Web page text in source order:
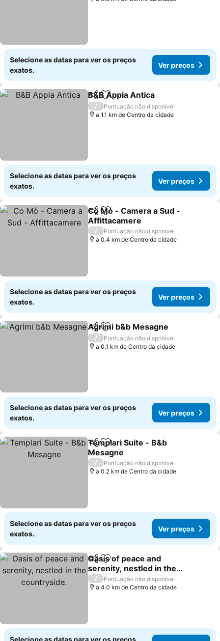
Selecione as datas para ver os preços
exatos.
Ver preços
PartilharAdicionar aos favoritos
B&B Appia Antica
/
Pontuação não disponível
a 1.1 km de Centro da cidade
Selecione as datas para ver os preços
exatos.
Ver preços
PartilharAdicionar aos favoritos
Co Mó - Camera a Sud -
Affittacamere
/
Pontuação não disponível
a 0.4 km de Centro da cidade
Selecione as datas para ver os preços
exatos.
Ver preços
PartilharAdicionar aos favoritos
Agrimi b&b Mesagne
/
Pontuação não disponível
a 0.1 km de Centro da cidade
Selecione as datas para ver os preços
exatos.
Ver preços
PartilharAdicionar aos favoritos
Templari Suite - B&b
Mesagne
/
Pontuação não disponível
a 0.2 km de Centro da cidade
Selecione as datas para ver os preços
exatos.
Ver preços
PartilharAdicionar aos favoritos
Oasis of peace and
serenity, nestled in the
countryside.
/
Pontuação não disponível
a 4.0 km de Centro da cidade
Selecione as datas para ver os preços